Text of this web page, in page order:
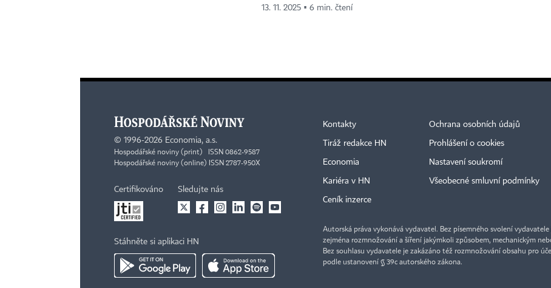
13. 11. 2025 ▪ 6 min. čtení
© 1996-2026 Economia, a.s.
Hospodářské noviny (print) ISSN 0862-9587
Hospodářské noviny (online) ISSN 2787-950X
Certifikováno Sledujte nás
Stáhněte si aplikaci HN
Kontakty
Tiráž redakce HN
Economia
Kariéra v HN
Ceník inzerce
Ochrana osobních údajů
Prohlášení o cookies
Nastavení soukromí
Všeobecné smluvní podmínky
Autorská práva vykonává vydavatel. Bez písemného svolení
zejména rozmnožování a šíření jakýmkoli způsobem, mechanickým
Bez souhlasu vydavatele je zakázáno též rozmnožování obsahu pro
podle ustanovení § 39c autorského zákona.